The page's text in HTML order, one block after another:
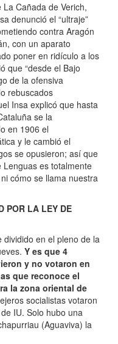
Cañada de Verich,
denunció el “ultraje”
contra Aragón
con un aparato
poner en ridículo a los
que “desde el Bajo
de la ofensiva
rebuscados
Insa explicó que hasta
se la
en 1906 el
y le cambió el
se opusieron; así que
es totalmente
cómo se llama nuestra
POR LA LEY DE
dividido en el pleno de la
Y es que 4
y no votaron en
que reconoce el
la zona oriental de
socialistas votaron
IU. Solo hubo una
(Aguaviva) la